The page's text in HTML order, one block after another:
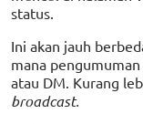
status.
Ini akan jauh
mana
atau DM. Kurang
broadcast.